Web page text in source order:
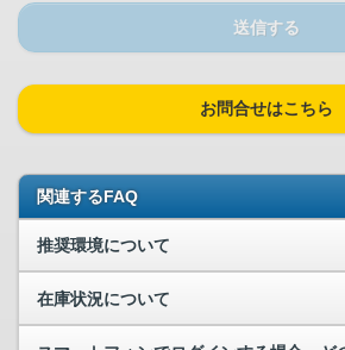
送信する
お問合せはこちら
関連するFAQ
推奨環境について
在庫状況について